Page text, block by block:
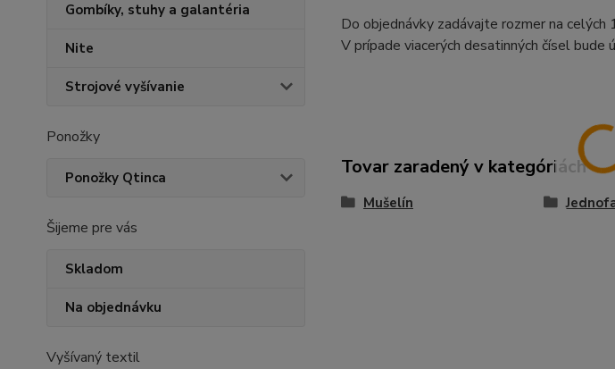
Gombíky, stuhy a galantéria
Nite
Strojové vyšívanie
Ponožky
Ponožky Qtinca
Šijeme pre vás
Skladom
Na objednávku
Vyšívaný textil
Do objednávky zadávajte rozmer na
V prípade viacerých desatinných čísel bude
Tovar zaradený v kategóriách
Mušelín